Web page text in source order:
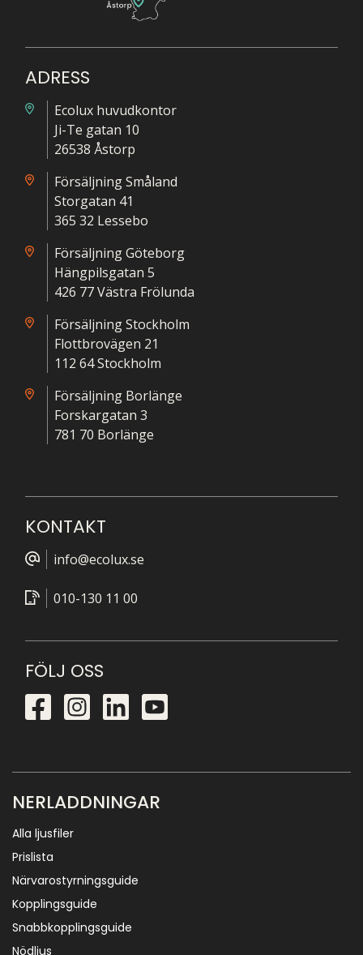
ADRESS
Ecolux huvudkontor
Ji-Te gatan 10
26538 Åstorp
Försäljning Småland
Storgatan 41
365 32 Lessebo
Försäljning Göteborg
Hängpilsgatan 5
426 77 Västra Frölunda
Försäljning Stockholm
Flottbrovägen 21
112 64 Stockholm
Försäljning Borlänge
Forskargatan 3
781 70 Borlänge
KONTAKT
info@ecolux.se
010-130 11 00
FÖLJ OSS
NERLADDNINGAR
Alla ljusfiler
Prislista
Närvarostyrningsguide
Kopplingsguide
Snabbkopplingsguide
Nödljus